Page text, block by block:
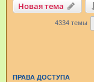
Новая тема
4334 темы
ПРАВА ДОСТУПА